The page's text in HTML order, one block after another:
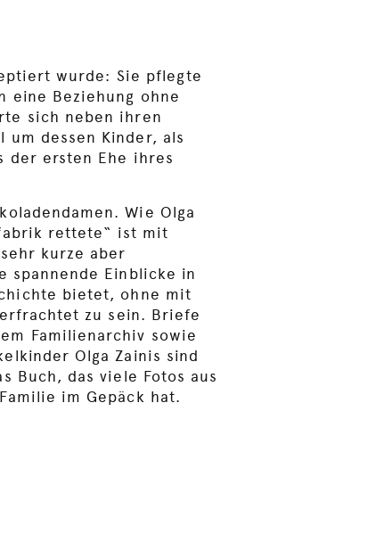
wurde: Sie pflegte
eine Beziehung ohne
sich neben ihren
um dessen Kinder, als
der ersten Ehe ihres
Wie Olga
rettete“ ist mit
kurze aber
spannende Einblicke in
bietet, ohne mit
zu sein. Briefe
Familienarchiv sowie
Olga Zainis sind
Buch, das viele Fotos aus
im Gepäck hat.